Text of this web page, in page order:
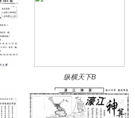
纵横天下B